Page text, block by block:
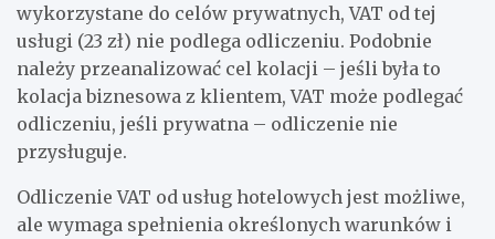
wykorzystane do celów prywatnych, VAT od tej
usługi (23 zł) nie podlega odliczeniu. Podobnie
należy przeanalizować cel kolacji – jeśli była to
kolacja biznesowa z klientem, VAT może podlegać
odliczeniu, jeśli prywatna – odliczenie nie
przysługuje.
Odliczenie VAT od usług hotelowych jest możliwe,
ale wymaga spełnienia określonych warunków i